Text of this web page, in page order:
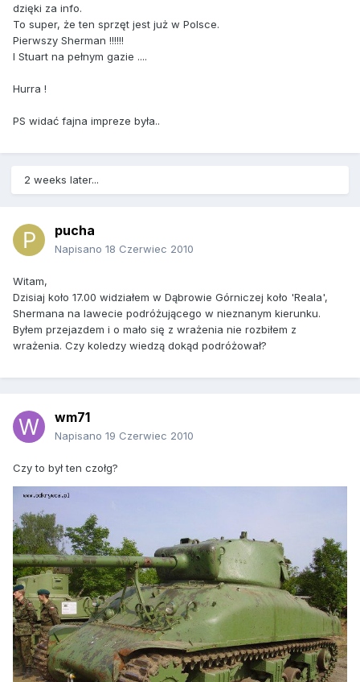
dzięki za info.
To super, że ten sprzęt jest już w Polsce.
Pierwszy Sherman !!!!!!
I Stuart na pełnym gazie ....
Hurra !
PS widać fajna impreze była..
2 weeks later...
pucha
Napisano 18 Czerwiec 2010
Witam,
Dzisiaj koło 17.00 widziałem w Dąbrowie Górniczej koło 'Reala',
Shermana na lawecie podróżującego w nieznanym kierunku.
Byłem przejazdem i o mało się z wrażenia nie rozbiłem z
wrażenia. Czy koledzy wiedzą dokąd podróżował?
wm71
Napisano 19 Czerwiec 2010
Czy to był ten czołg?